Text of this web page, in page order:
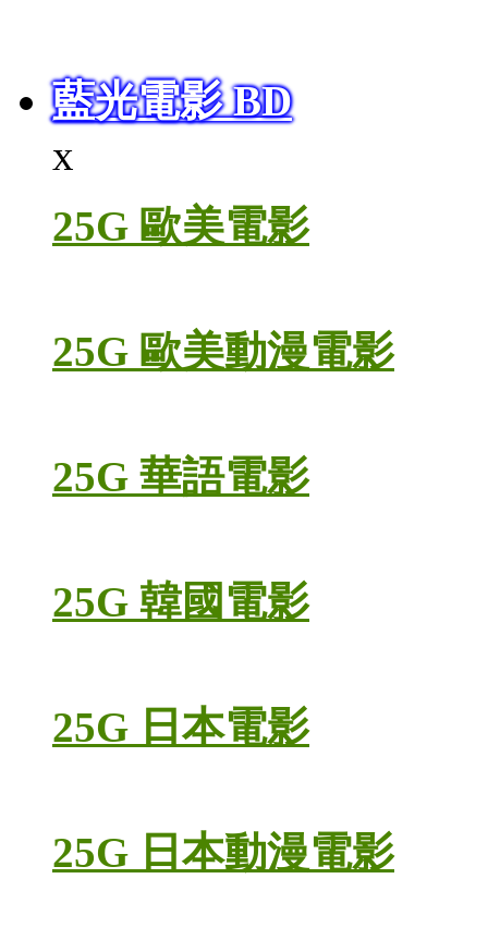
藍光電影 BD
x
25G 歐美電影
25G 歐美動漫電影
25G 華語電影
25G 韓國電影
25G 日本電影
25G 日本動漫電影